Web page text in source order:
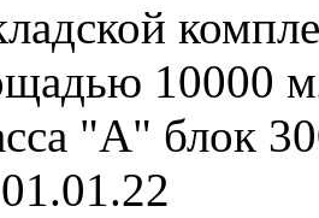
10000
"А" блок